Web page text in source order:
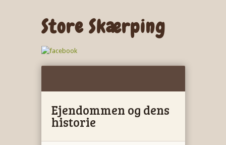
Store Skærping
Ejendommen og dens
historie